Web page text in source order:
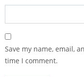
Save my name, email,
time I comment.